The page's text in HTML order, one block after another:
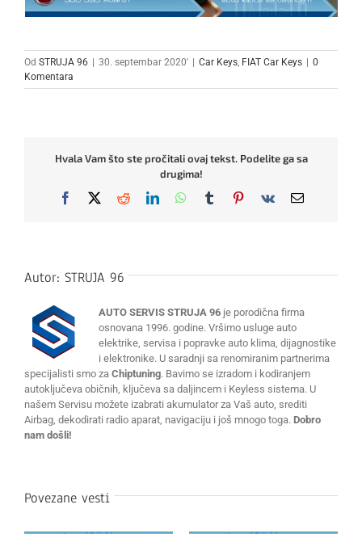
Od STRUJA 96 | 30. septembar 2020' | Car Keys FIAT Car Keys | 0
Komentara
Hvala Vam što ste pročitali ovaj tekst. Podelite ga sa
drugima!
Facebook
X RedditLinkedInWhatsApp
TumblrPinterest
Vk Email
Autor: STRUJA 96
AUTO SERVIS STRUJA 96 je porodična firma
osnovana 1996. godine. Vršimo usluge auto
elektrike, servisa i popravke auto klima, dijagnostike
i elektronike. U saradnji sa renomiranim partnerima
specijalisti smo za Chiptuning. Bavimo se izradom i kodiranjem
autoključeva običnih, ključeva sa daljincem i Keyless sistema. U
našem Servisu možete izabrati akumulator za Vaš auto, srediti
Airbag, dekodirati radio aparat, navigaciju i još mnogo toga. Dobro
nam došli!
Povezane vesti